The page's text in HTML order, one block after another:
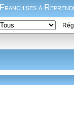
Franchises à